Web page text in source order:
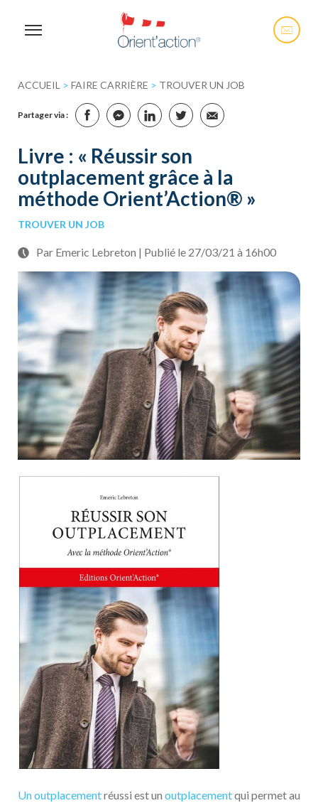
ACCUEIL > FAIRE CARRIÈRE > TROUVER UN JOB
Partager via :
Livre : « Réussir son
outplacement grâce à la
méthode Orient’Action® »
TROUVER UN JOB
Par Emeric Lebreton | Publié le 27/03/21 à 16h00
Un outplacementréussi est un outplacementqui permet au